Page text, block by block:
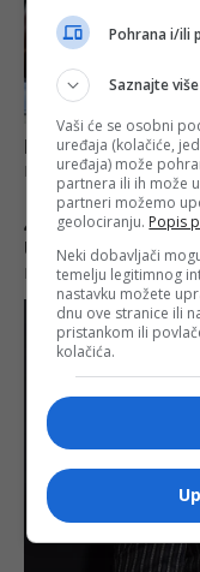
Pohrana i/ili
Saznajte više
Vaši će se osobni
uređaja (kolačiće,
uređaja) može
partnera ili ih može
partneri možemo
geolociranju. Popis
Neki dobavljači
temelju legitimnog
nastavku možete
dnu ove stranice ili
pristankom ili
kolačića.